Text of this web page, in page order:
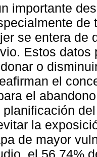
importante
de
se entera de
Estos
o
el
el
planificación
la
de mayor
el 56,74%